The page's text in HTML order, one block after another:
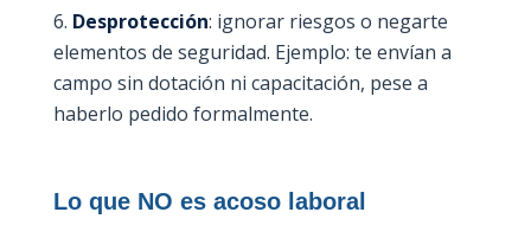
Desprotección: ignorar riesgos o negarte
elementos de seguridad. Ejemplo: te envían a
campo sin dotación ni capacitación, pese a
haberlo pedido formalmente.
Lo que NO es acoso laboral